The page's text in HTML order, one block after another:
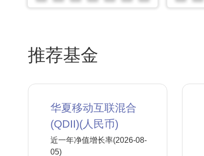
推荐基金
华夏移动互联混合
(QDII)(人民币)
近一年净值增长率(2026-08-
05)